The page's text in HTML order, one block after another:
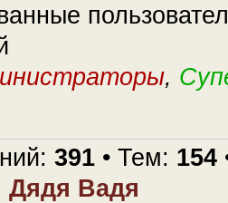
,
391 • Тем: 154
Дядя Вадя